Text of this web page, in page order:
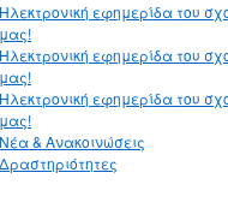
Ηλεκτρονική εφημερίδα του
μας!
Ηλεκτρονική εφημερίδα του
μας!
Ηλεκτρονική εφημερίδα του
μας!
Νέα & Ανακοινώσεις
Δραστηριότητες